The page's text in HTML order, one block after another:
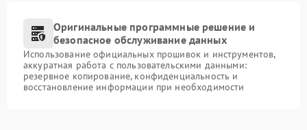
Оригинальные программные решение и
безопасное обслуживание данных
Использование официальных прошивок и инструментов,
аккуратная работа с пользовательскими данными:
резервное копирование, конфиденциальность и
восстановление информации при необходимости